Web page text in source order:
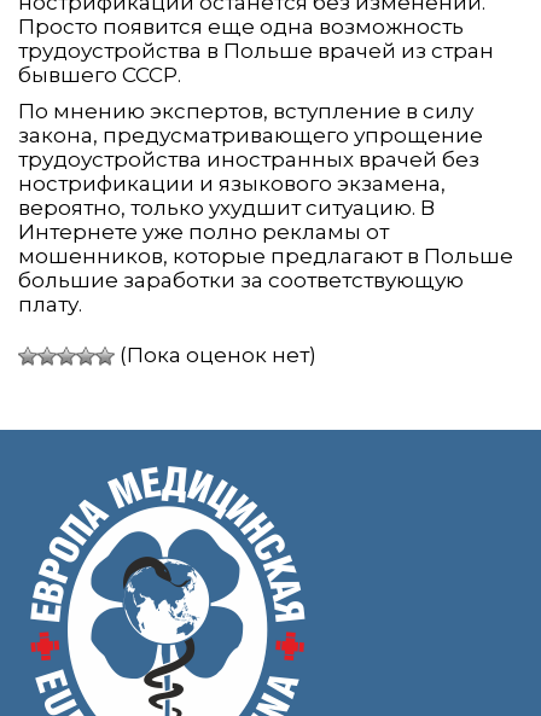
Просто появится еще одна возможность
трудоустройства в Польше врачей из стран
бывшего СССР.
По мнению экспертов, вступление в силу
закона, предусматривающего упрощение
трудоустройства иностранных врачей без
нострификации и языкового экзамена,
вероятно, только ухудшит ситуацию. В
Интернете уже полно рекламы от
мошенников, которые предлагают в Польше
большие заработки за соответствующую
плату.
(Пока оценок нет)